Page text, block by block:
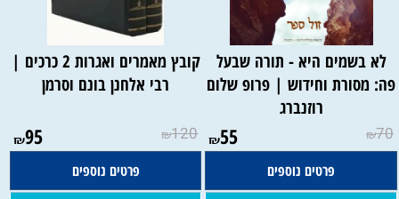
לא בשמים היא - תורה שבעל
פה: מסורת וחידוש | פרופ שלום
רוזנברג
₪70
₪55
פרטים נוספים
קובץ מאמרים ואגרות 2 כרכים |
רבי אלחנן בונם וסרמן
₪120
₪95
פרטים נוספים